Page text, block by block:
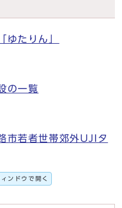
ゆたりん」
の一覧
市若者世帯郊外UJIタ
ンドウで開く